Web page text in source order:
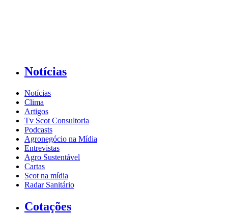
Notícias
Notícias
Clima
Artigos
Tv Scot Consultoria
Podcasts
Agronegócio na Mídia
Entrevistas
Agro Sustentável
Cartas
Scot na mídia
Radar Sanitário
Cotações